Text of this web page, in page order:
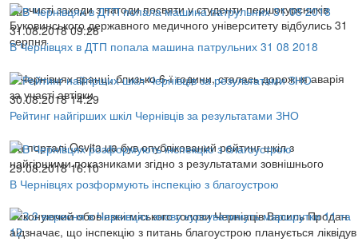
Урочисті заходи з нагоди посвяти у студенти першокурсників
Буковинського державного медичного університету відбулись 31
серпня
31.08.2018 09:28
В Чернівцях в ДТП попала машина патрульних 31 08 2018
В Чернівцях вранці, близько 6-ї години, сталась дорожня аварія
за участі автівки
30.08.2018 14:29
Рейтинг найгірших шкіл Чернівців за результатами ЗНО
На порталі Osvita.ua був опублікований рейтинг шкіл з
найгіршими показниками згідно з результатами зовнішнього
29.08.2018 16:10
В Чернівцях розформують інспекцію з благоустрою
Виконуючий обов'язки міського голови Черніаців Василь Продан
аідзначає, що інспекцію з питань благоустрою планується ліквідув